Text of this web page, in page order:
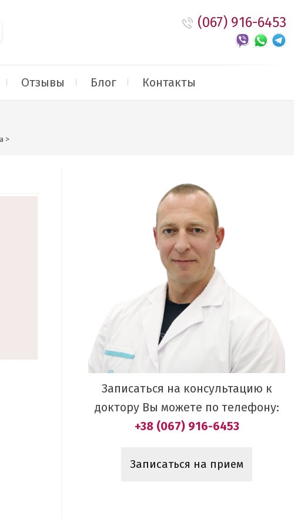
(067) 916-6453
Отзывы Блог Контакты
>
Записаться на консультацию к
доктору Вы можете по телефону:
+38 (067) 916-6453
Записаться на прием